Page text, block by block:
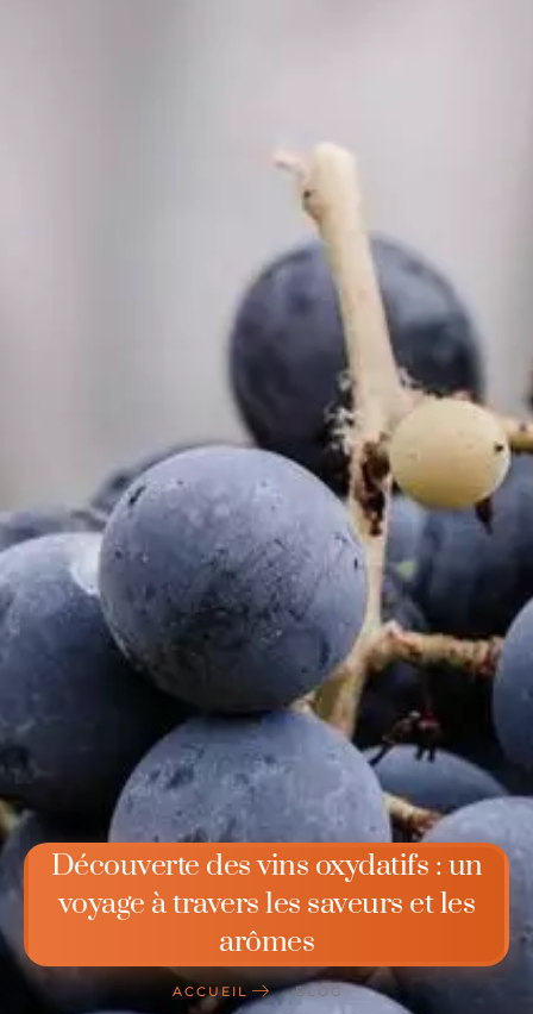
Découverte des vins oxydatifs : un
voyage à travers les saveurs et les
arômes
ACCUEIL BLOG